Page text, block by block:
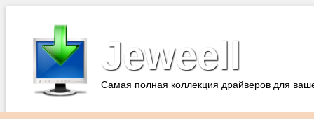
Jeweell
Самая полная коллекция драйверов для